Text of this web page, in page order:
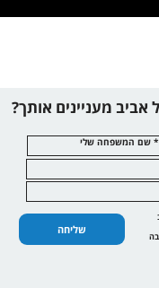
אביב מעניינים אותך?
* שם המשפחה שלי
שליחה